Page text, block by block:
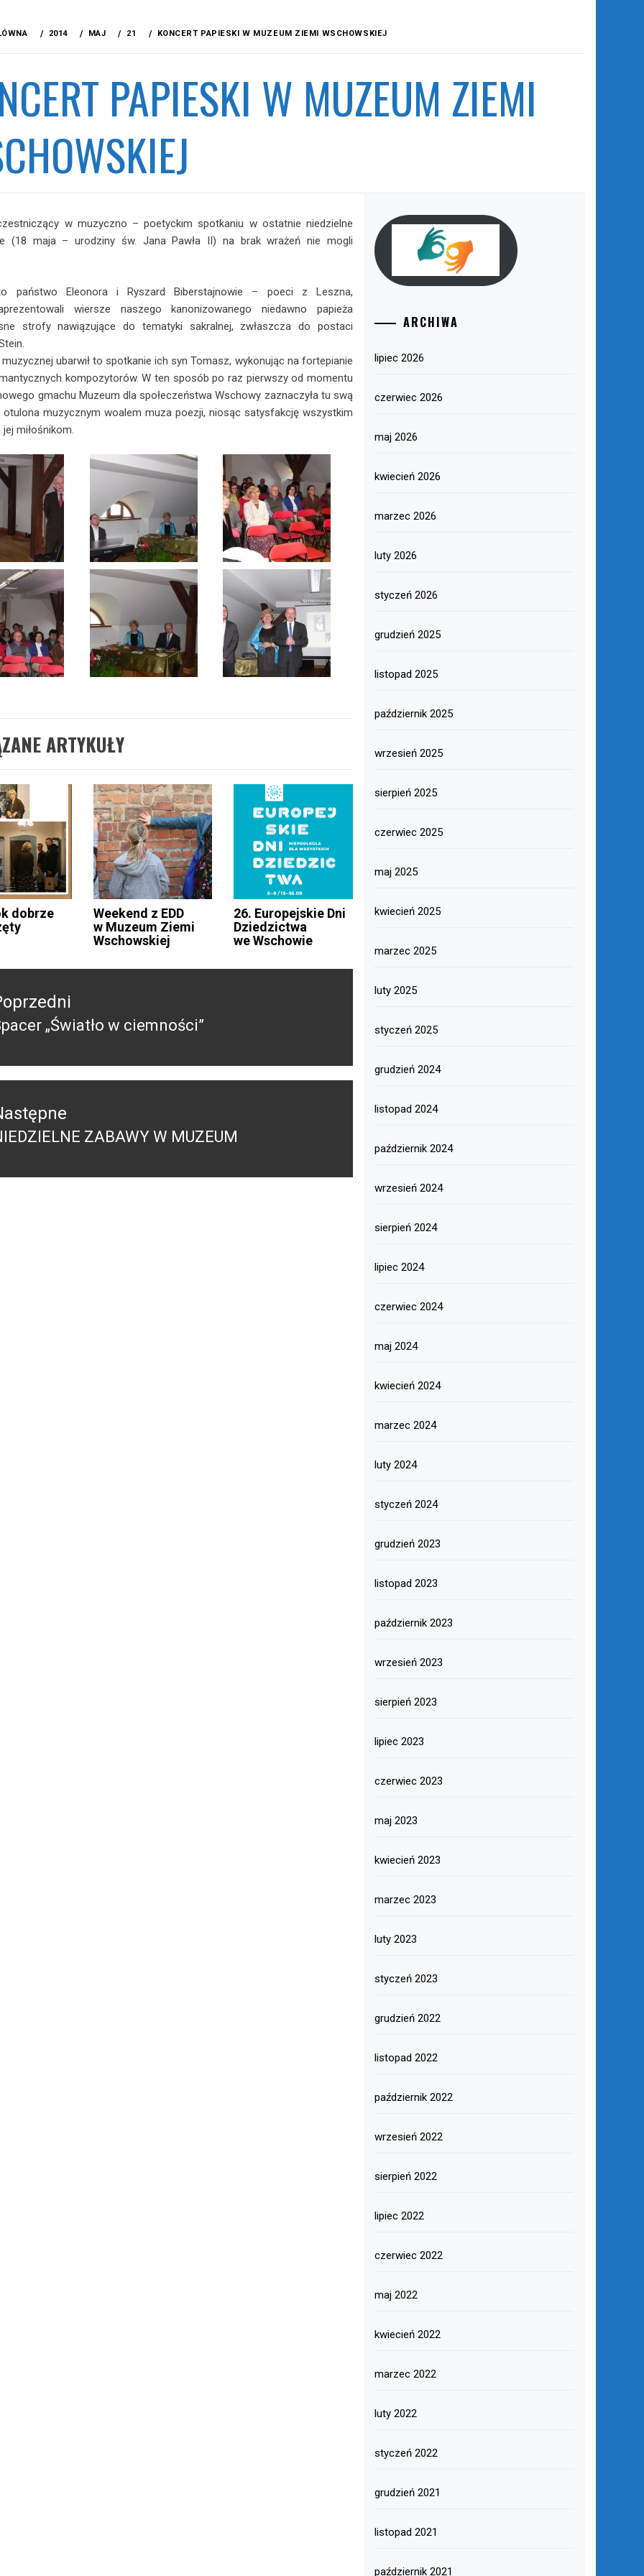
2014 MAJ 21 KONCERT PAPIESKI W MUZEUM ZIEMI WSCHOWSKIEJ
PAPIESKI W MUZEUM ZIEMI
w muzyczno – poetyckim spotkaniu w ostatnie niedzielne
(18 maja – urodziny św. Jana Pawła II) na brak wrażeń nie mogli
państwo Eleonora i Ryszard Biberstajnowie – poeci z Leszna,
wiersze naszego kanonizowanego niedawno papieża
strofy nawiązujące do tematyki sakralnej, zwłaszcza do postaci
ubarwił to spotkanie ich syn Tomasz, wykonując na fortepianie
kompozytorów. W ten sposób po raz pierwszy od momentu
gmachu Muzeum dla społeczeństwa Wschowy zaznaczyła tu swą
muzycznym woalem muza poezji, niosąc satysfakcję wszystkim
jej miłośnikom.
ARTYKUŁY
dobrze
Weekend z EDD
w Muzeum Ziemi
Wschowskiej
26. Europejskie Dni
Dziedzictwa
we Wschowie
„Światło w ciemności”
ZABAWY W MUZEUM
ARCHIWA
lipiec 2026
czerwiec 2026
maj 2026
kwiecień 2026
marzec 2026
luty 2026
styczeń 2026
grudzień 2025
listopad 2025
październik 2025
wrzesień 2025
sierpień 2025
czerwiec 2025
maj 2025
kwiecień 2025
marzec 2025
luty 2025
styczeń 2025
grudzień 2024
listopad 2024
październik 2024
wrzesień 2024
sierpień 2024
lipiec 2024
czerwiec 2024
maj 2024
kwiecień 2024
marzec 2024
luty 2024
styczeń 2024
grudzień 2023
listopad 2023
październik 2023
wrzesień 2023
sierpień 2023
lipiec 2023
czerwiec 2023
maj 2023
kwiecień 2023
marzec 2023
luty 2023
styczeń 2023
grudzień 2022
listopad 2022
październik 2022
wrzesień 2022
sierpień 2022
lipiec 2022
czerwiec 2022
maj 2022
kwiecień 2022
marzec 2022
luty 2022
styczeń 2022
grudzień 2021
listopad 2021
październik 2021